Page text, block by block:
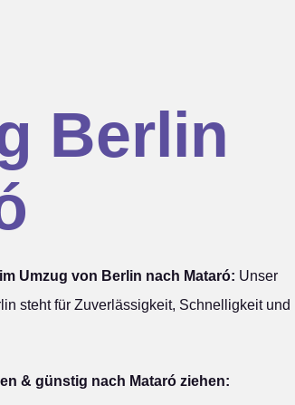
Berlin
Umzug von Berlin nach Mataró: Unser
steht für Zuverlässigkeit, Schnelligkeit und
& günstig nach Mataró ziehen: